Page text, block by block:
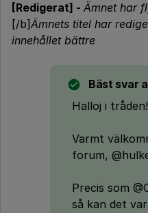
[Redigerat] - Ämnet har
[/b]Ämnets titel har
innehållet bättre
Bäst svar
Halloj i tråden!
Varmt
forum,
Precis som
så kan det